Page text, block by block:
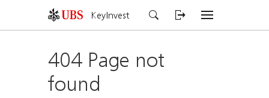
KeyInvest
404 Page not
found